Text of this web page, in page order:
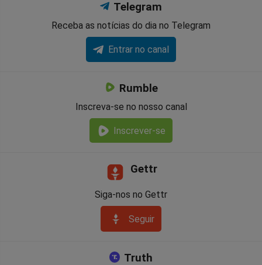
Telegram
Receba as notícias do dia no Telegram
Entrar no canal
Rumble
Inscreva-se no nosso canal
Inscrever-se
Gettr
Siga-nos no Gettr
Seguir
Truth